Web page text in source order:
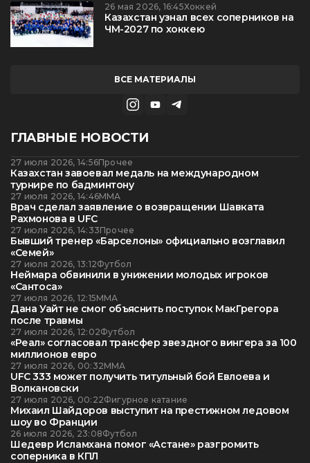
26 мая 2026, 16:45Хоккей
Казахстан узнал всех соперников на
ЧМ-2027 по хоккею
ВСЕ МАТЕРИАЛЫ
ГЛАВНЫЕ НОВОСТИ
27 июля 2026, 14:56Прочее
Казахстан завоевал медаль на международном
турнире по бадминтону
27 июля 2026, 14:46ММА
Врач сделал заявление о возвращении Шавката
Рахмонова в UFC
27 июля 2026, 14:33Прочее
Бывший тренер «Барселоны» официально возглавил
«Семей»
27 июля 2026, 13:12Футбол
Неймара обвинили в унижении молодых игроков
«Сантоса»
27 июля 2026, 12:15ММА
Дана Уайт не смог объяснить поступок МакГрегора
после травмы
27 июля 2026, 12:02Футбол
«Реал» согласовал трансфер звездного вингера за 100
миллионов евро
27 июля 2026, 00:32ММА
UFC 333 может получить титульный бой Евлоева и
Волкановски
27 июля 2026, 00:22Фигурное катание
Михаил Шайдоров выступит на престижном ледовом
шоу во Франции
26 июля 2026, 23:08Футбол
Шедевр Исламхана помог «Астане» разгромить
соперника в КПЛ